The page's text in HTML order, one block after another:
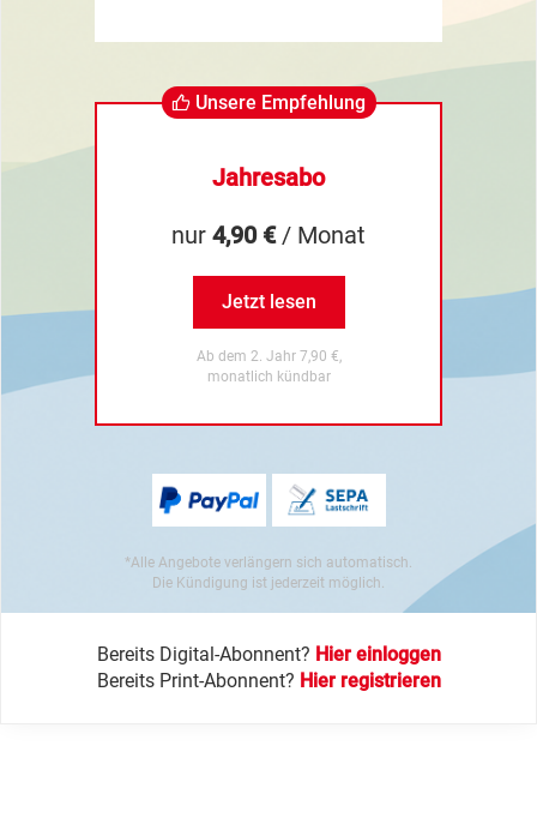
Unsere Empfehlung
Jahresabo
nur 4,90 €/ Monat
Jetzt lesen
Ab dem 2. Jahr 7,90 €,
monatlich kündbar
*Alle Angebote verlängern sich automatisch.
Die Kündigung ist jederzeit möglich.
Bereits Digital-Abonnent? Hier einloggen
Bereits Print-Abonnent? Hier registrieren